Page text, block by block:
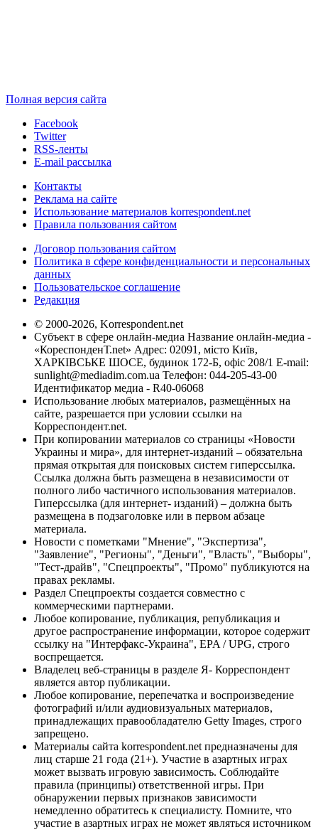
Полная версия сайта
Facebook
Twitter
RSS-ленты
E-mail рассылка
Контакты
Реклама на сайте
Использование материалов korrespondent.net
Правила пользования сайтом
Договор пользования сайтом
Политика в сфере конфиденциальности и персональных
данных
Пользовательское соглашение
Редакция
© 2000-2026, Korrespondent.net
Субъект в сфере онлайн-медиа Название онлайн-медиа -
«КореспонденТ.net» Адрес: 02091, місто Київ,
ХАРКІВСЬКЕ ШОСЕ, будинок 172-Б, офіс 208/1 E-mail:
sunlight@mediadim.com.ua Телефон: 044-205-43-00
Идентификатор медиа - R40-06068
Использование любых материалов, размещённых на
сайте, разрешается при условии ссылки на
Корреспондент.net.
При копировании материалов со страницы «Новости
Украины и мира», для интернет-изданий – обязательна
прямая открытая для поисковых систем гиперссылка.
Ссылка должна быть размещена в независимости от
полного либо частичного использования материалов.
Гиперссылка (для интернет- изданий) – должна быть
размещена в подзаголовке или в первом абзаце
материала.
Новости с пометками "Мнение", "Экспертиза",
"Заявление", "Регионы", "Деньги", "Власть", "Выборы",
"Тест-драйв", "Спецпроекты", "Промо" публикуются на
правах рекламы.
Раздел Спецпроекты создается совместно с
коммерческими партнерами.
Любое копирование, публикация, републикация и
другое распространение информации, которое содержит
ссылку на "Интерфакс-Украина", EPA / UPG, строго
воспрещается.
Владелец веб-страницы в разделе Я- Корреспондент
является автор публикации.
Любое копирование, перепечатка и воспроизведение
фотографий и/или аудиовизуальных материалов,
принадлежащих правообладателю Getty Images, строго
запрещено.
Материалы сайта korrespondent.net предназначены для
лиц старше 21 года (21+). Участие в азартных играх
может вызвать игровую зависимость. Соблюдайте
правила (принципы) ответственной игры. При
обнаружении первых признаков зависимости
немедленно обратитесь к специалисту. Помните, что
участие в азартных играх не может являться источником